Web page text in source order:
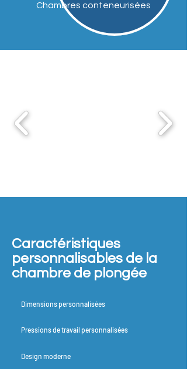
Chambres conteneurisées
Caractéristiques
personnalisables de la
chambre de plongée
Dimensions personnalisées
Pressions de travail personnalisées
Design moderne